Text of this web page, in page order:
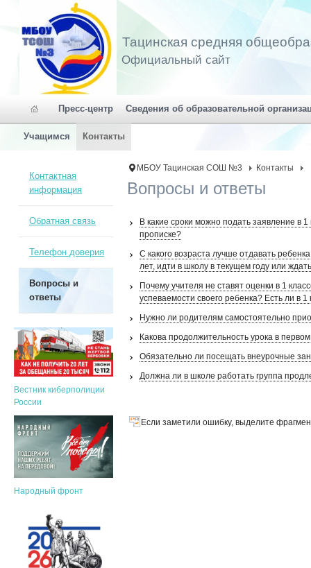
Тацинская средняя
Официальный сайт
Пресс-центр Сведения об образовательной
Учащимся Контакты
МБОУ Тацинская СОШ №3 Контакты
Вопросы и ответы
В какие сроки можно подать заявление в
прописке?
С какого возраста лучше отдавать
лет, идти в школу в текущем году или
Почему учителя не ставят оценки в 1
успеваемости своего ребенка? Есть ли в
Нужно ли родителям самостоятельно
Какова продолжительность урока в
Обязательно ли посещать внеурочные
Должна ли в школе работать группа
Если заметили ошибку, выделите
Контактная
информация
Обратная связь
Телефон доверия
Вопросы и
ответы
Вестник киберполиции
России
Народный фронт